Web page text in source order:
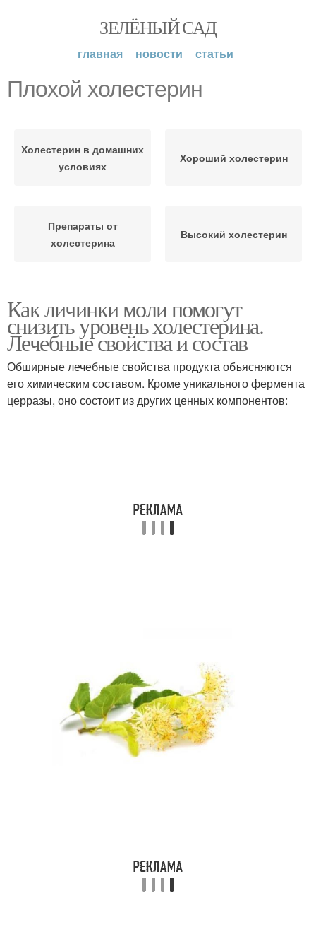
ЗЕЛЁНЫЙ САД
главная новости статьи
Плохой холестерин
Холестерин в домашних
условиях
Хороший холестерин
Препараты от
холестерина
Высокий холестерин
Как личинки моли помогут
снизить уровень холестерина.
Лечебные свойства и состав
Обширные лечебные свойства продукта объясняются
его химическим составом. Кроме уникального фермента
церразы, оно состоит из других ценных компонентов: